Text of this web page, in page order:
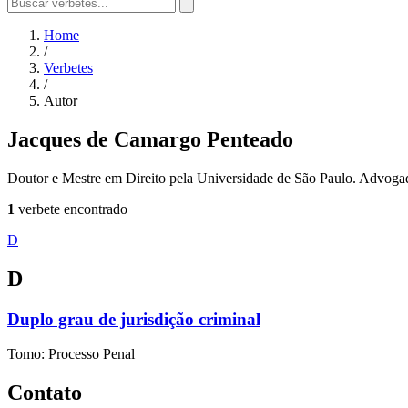
Home
/
Verbetes
/
Autor
Jacques de Camargo Penteado
Doutor e Mestre em Direito pela Universidade de São Paulo.
1 verbete encontrado
D
D
Duplo grau de jurisdição criminal
Tomo: Processo Penal
Contato